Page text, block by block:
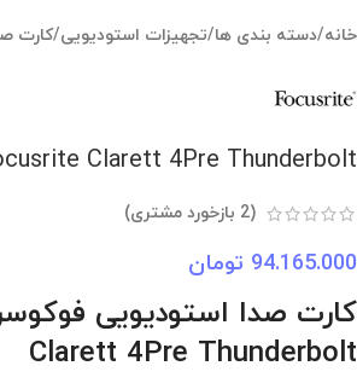
خانه/دسته بندی ها/تجهیزات استودیویی/کارت
Clarett 4Pre Thunderbolt
(
2 بازخورد مشتری)
94.165.000 تومان
کارت صدا استودیویی
Clarett 4Pre Thunderbolt